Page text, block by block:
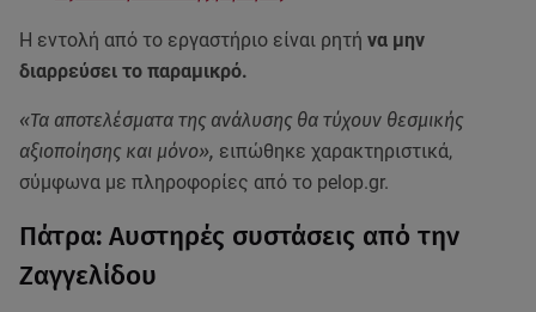
Η εντολή από το εργαστήριο είναι ρητή να μην
διαρρεύσει το παραμικρό.
«Τα αποτελέσματα της ανάλυσης θα τύχουν θεσμικής
αξιοποίησης και μόνο», ειπώθηκε χαρακτηριστικά,
σύμφωνα με πληροφορίες από το pelop.gr.
Πάτρα: Αυστηρές συστάσεις από την
Ζαγγελίδου